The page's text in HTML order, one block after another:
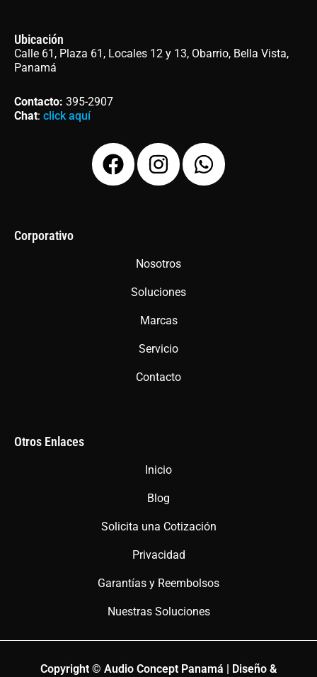
Ubicación
Calle 61, Plaza 61, Locales 12 y 13, Obarrio, Bella Vista,
Panamá
Contacto: 395-2907
Chat: click aquí
F
a
I
n
g
a
m
W
h
Corporativo
Nosotros
Soluciones
Marcas
Servicio
Contacto
Otros Enlaces
Inicio
Blog
Solicita una Cotización
Privacidad
Garantías y Reembolsos
Nuestras Soluciones
Copyright © Audio Concept Panamá | Diseño &